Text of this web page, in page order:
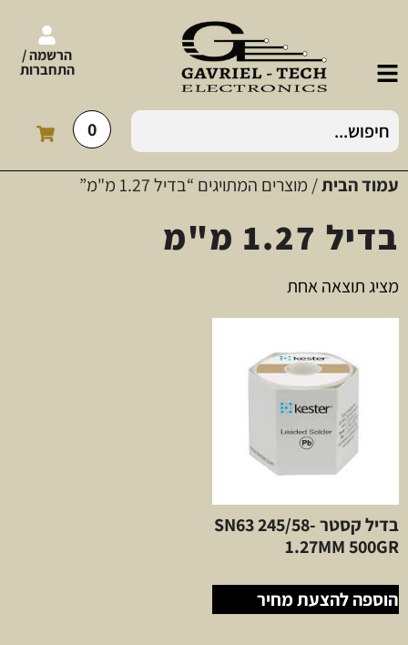
הרשמה /
התחברות
0
עמוד הבית/ מוצרים המתויגים “בדיל 1.27 מ"מ”
בדיל 1.27 מ"מ
מציג תוצאה אחת
בדיל קסטר SN63 245/58-
1.27MM 500GR
הוספה להצעת מחיר